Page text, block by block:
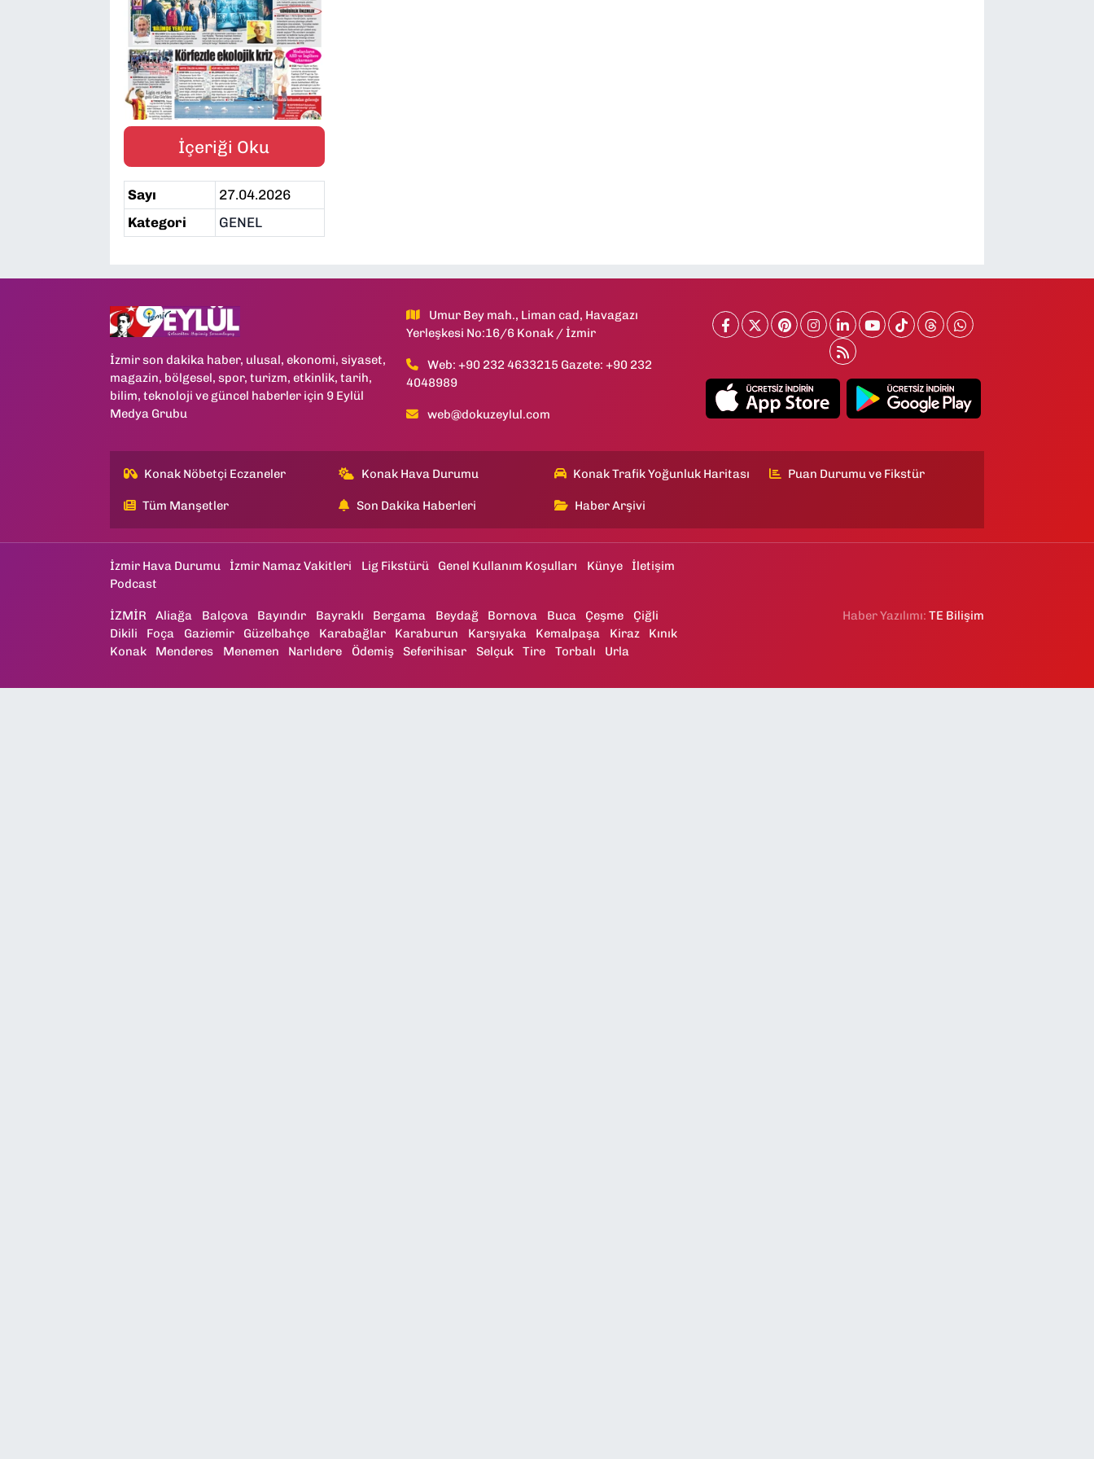
İçeriği Oku
Sayı
27.04.2026
Kategori
GENEL
İzmir son dakika haber, ulusal, ekonomi, siyaset,
magazin, bölgesel, spor, turizm, etkinlik, tarih,
bilim, teknoloji ve güncel haberler için 9 Eylül
Medya Grubu
Umur Bey mah., Liman cad, Havagazı
Yerleşkesi No:16/6 Konak / İzmir
Web: +90 232 4633215 Gazete: +90 232
4048989
web@dokuzeylul.com
Konak Nöbetçi Eczaneler Konak Hava Durumu Konak Trafik Yoğunluk Haritası Puan Durumu ve Fikstür
Tüm Manşetler Son Dakika Haberleri Haber Arşivi
İzmir Hava Durumu İzmir Namaz Vakitleri Lig Fikstürü Genel Kullanım Koşulları Künye
İletişim
Podcast
İZMİR Aliağa Balçova Bayındır Bayraklı Bergama Beydağ Bornova Buca Çeşme
Çiğli
Dikili
Foça Gaziemir Güzelbahçe Karabağlar Karaburun Karşıyaka Kemalpaşa Kiraz
Kınık
Konak
Menderes Menemen Narlıdere Ödemiş Seferihisar Selçuk Tire Torbalı Urla
Haber Yazılımı:TE Bilişim
YEREL YÖNETİMLER